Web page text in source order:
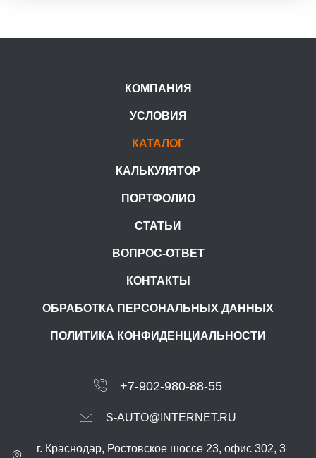
КОМПАНИЯ
УСЛОВИЯ
КАТАЛОГ
КАЛЬКУЛЯТОР
ПОРТФОЛИО
СТАТЬИ
ВОПРОС-ОТВЕТ
КОНТАКТЫ
ОБРАБОТКА ПЕРСОНАЛЬНЫХ ДАННЫХ
ПОЛИТИКА КОНФИДЕНЦИАЛЬНОСТИ
+7-902-980-88-55
S-AUTO@INTERNET.RU
г. Краснодар, Ростовское шоссе 23, офис 302, 3